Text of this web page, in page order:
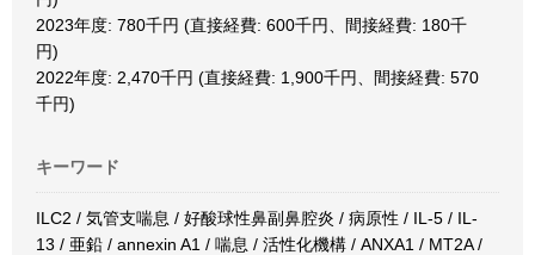
2023年度: 780千円 (直接経費: 600千円、間接経費: 180千
円)
2022年度: 2,470千円 (直接経費: 1,900千円、間接経費: 570
千円)
キーワード
ILC2 / 気管支喘息 / 好酸球性鼻副鼻腔炎 / 病原性 / IL-5 / IL-
13 / 亜鉛 / annexin A1 / 喘息 / 活性化機構 / ANXA1 / MT2A /